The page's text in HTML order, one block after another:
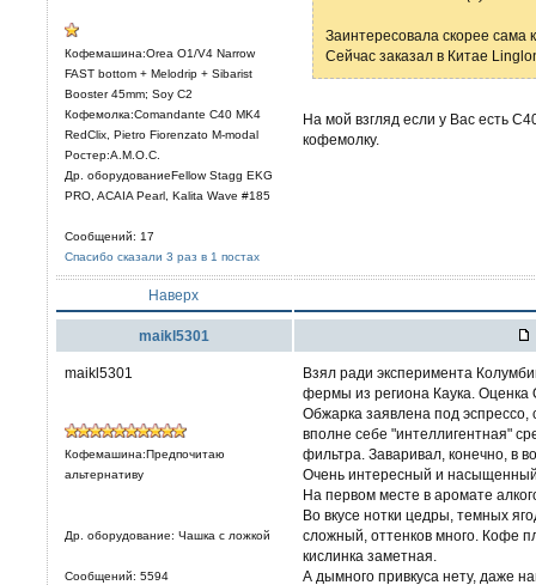
Кофемашина:Orea O1/V4 Narrow
FAST bottom + Melodrip + Sibarist
Booster 45mm; Soy C2
Кофемолка:Comandante C40 MK4
RedClix, Pietro Fiorenzato M-modal
Ростер:A.M.O.C.
Др. оборудованиеFellow Stagg EKG
PRO, ACAIA Pearl, Kalita Wave #185
Сообщений: 17
Спасибо сказали 3 раз в 1 постах
Заинтересовала скорее сама
Сейчас заказал в Китае
На мой взгляд если у Вас есть
кофемолку.
Наверх
maikl5301
maikl5301
Кофемашина:Предпочитаю
альтернативу
Др. оборудование: Чашка с ложкой
Сообщений: 5594
Взял ради эксперимента
фермы из региона Каука. Оценка
Обжарка заявлена под эспрессо,
вполне себе "интеллигентная"
фильтра. Заваривал, конечно, в
Очень интересный и
На первом месте в аромате
Во вкусе нотки цедры, темных
сложный, оттенков много. Кофе
кислинка заметная.
А дымного привкуса нету, даже